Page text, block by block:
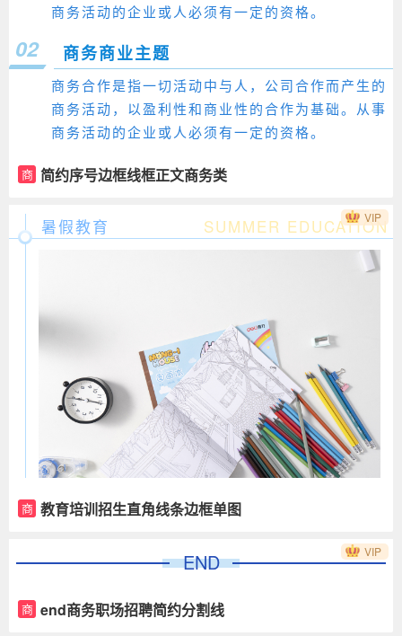
商务活动的企业或人必须有一定的资格。
02 商务商业主题
商务合作是指一切活动中与人，公司合作而产生的
商务活动，以盈利性和商业性的合作为基础。从事
商务活动的企业或人必须有一定的资格。
商 简约序号边框线框正文商务类
暑假教育 SUMMER EDUCATION
商 教育培训招生直角线条边框单图
VIP
END
商 end商务职场招聘简约分割线
VIP